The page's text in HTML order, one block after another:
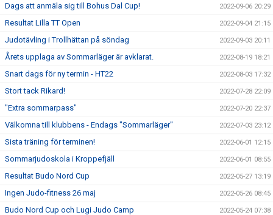
Dags att anmäla sig till Bohus Dal Cup! 2022-09-06 20:29
Resultat Lilla TT Open 2022-09-04 21:15
Judotävling i Trollhättan på söndag 2022-09-03 20:11
Årets upplaga av Sommarläger är avklarat. 2022-08-19 18:21
Snart dags för ny termin - HT22 2022-08-03 17:32
Stort tack Rikard! 2022-07-28 22:09
"Extra sommarpass" 2022-07-20 22:37
Välkomna till klubbens - Endags "Sommarläger" 2022-07-03 23:12
Sista träning för terminen! 2022-06-01 12:15
Sommarjudoskola i Kroppefjäll 2022-06-01 08:55
Resultat Budo Nord Cup 2022-05-27 13:19
Ingen Judo-fitness 26 maj 2022-05-26 08:45
Budo Nord Cup och Lugi Judo Camp 2022-05-24 07:38